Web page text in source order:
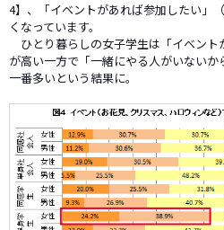
4】、「イベントがあれば参加したい」
くなっています。
ひとり暮らしの女子学生は「イベント
が高い一方で「一緒にやる人がいない
一番多いという結果に。